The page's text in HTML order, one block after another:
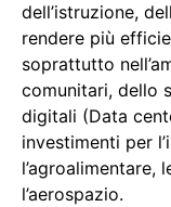
dell’istruzione,
rendere più
soprattutto
comunitari, dello
digitali (Data
investimenti per
l’aerospazio.